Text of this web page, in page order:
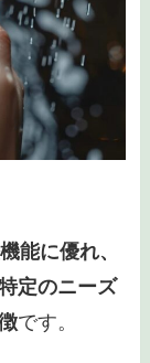
能に優れ、
定のニーズ
です。